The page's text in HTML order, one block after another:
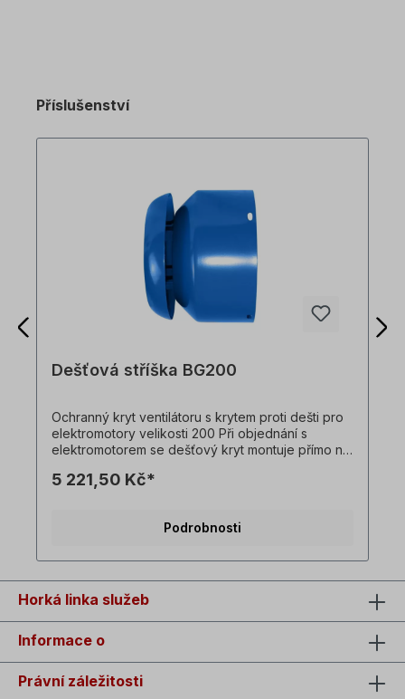
Příslušenství
Dešťová stříška BG200
Ochranný kryt ventilátoru s krytem proti dešti pro
elektromotory velikosti 200 Při objednání s
elektromotorem se dešťový kryt montuje přímo na
nezávazné příklady! Technické změny vyhrazeny.
5 221,50 Kč*
Podrobnosti
Horká linka služeb
Informace o
Právní záležitosti